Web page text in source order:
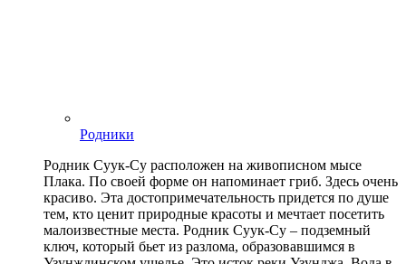
Родники
Родник Суук-Су расположен на живописном мысе
Плака. По своей форме он напоминает гриб. Здесь очень
красиво. Эта достопримечательность придется по душе
тем, кто ценит природные красоты и мечтает посетить
малоизвестные места. Родник Суук-Су – подземный
ключ, который бьет из разлома, образовавшимся в